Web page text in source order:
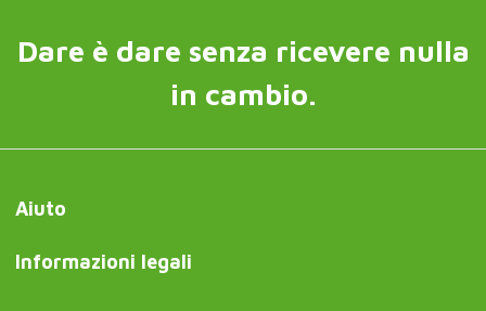
Dare è dare senza ricevere nulla
in cambio.
Aiuto
Informazioni legali